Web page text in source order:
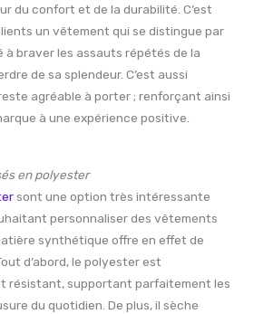
du confort et de la durabilité. C’est
un vêtement qui se distingue par
à braver les assauts répétés de la
de sa splendeur. C’est aussi
agréable à porter ; renforçant ainsi
à une expérience positive.
en polyester
sont une option très intéressante
personnaliser des vêtements
synthétique offre en effet de
d’abord, le polyester est
résistant, supportant parfaitement les
du quotidien. De plus, il sèche